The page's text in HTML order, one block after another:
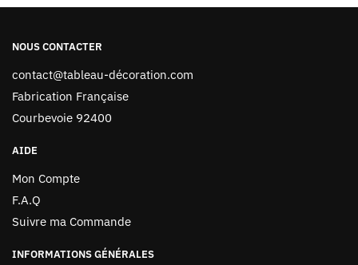
NOUS CONTACTER
contact@tableau-décoration.com
Fabrication Française
Courbevoie 92400
AIDE
Mon Compte
F.A.Q
Suivre ma Commande
INFORMATIONS GÉNÉRALES